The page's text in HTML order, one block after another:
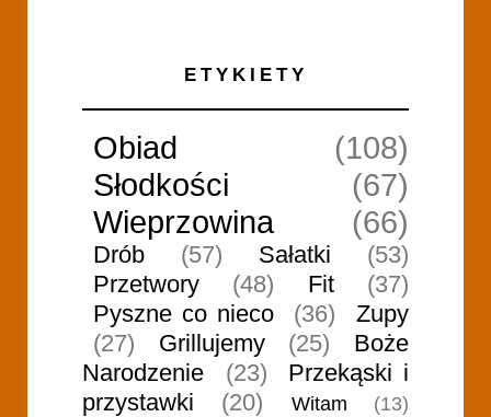
ETYKIETY
Obiad
(108)
Słodkości
(67)
Wieprzowina
(66)
Drób (57) Sałatki
(53)
Przetwory
(48) Fit
(37)
Pyszne co nieco
(36)
Zupy
(27)
Grillujemy (25)
Boże
Narodzenie
(23)
Przekąski i
przystawki
(20) Witam
(13)